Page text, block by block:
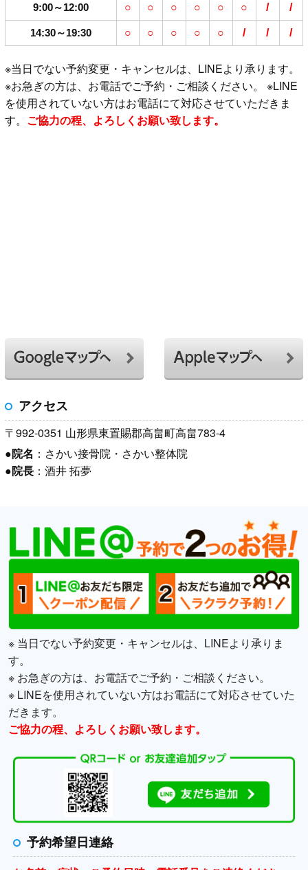
9:00～12:00 ○ ○ ○ ○ ○ ○ / /
14:30～19:30 ○ ○ ○ ○ ○ / / /
※当日でない予約変更・キャンセルは、LINEより承ります。
※お急ぎの方は、お電話でご予約・ご相談ください。 ※LINE
を使用されていない方はお電話にて対応させていただきま
す。 ご協力の程、よろしくお願い致します。
アクセス
〒992-0351 山形県東置賜郡高畠町高畠783-4
●院名 ：さかい接骨院・さかい整体院
●院長：酒井 拓夢
※ 当日でない予約変更・キャンセルは、LINEより承りま
す。
※ お急ぎの方は、お電話でご予約・ご相談ください。
※ LINEを使用されていない方はお電話にて対応させていた
だきます。
ご協力の程、よろしくお願い致します。
予約希望日連絡